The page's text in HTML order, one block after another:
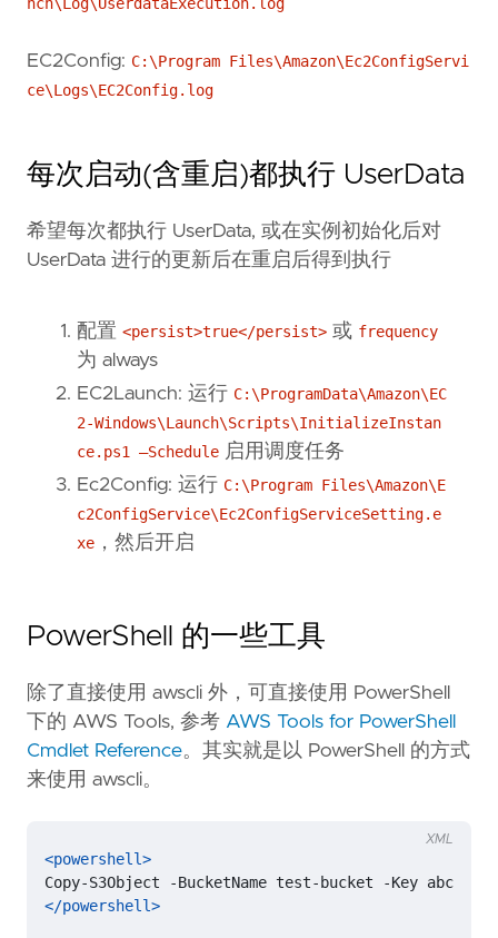
nch\Log\UserdataExecution.log
EC2Config: C:\Program Files\Amazon\Ec2ConfigServi
ce\Logs\EC2Config.log
每次启动(含重启)都执行 UserData
希望每次都执行 UserData, 或在实例初始化后对
UserData 进行的更新后在重启后得到执行
配置 <persist>true</persist> 或 frequency
为 always
EC2Launch: 运行 C:\ProgramData\Amazon\EC
2-Windows\Launch\Scripts\InitializeInstan
ce.ps1 –Schedule 启用调度任务
Ec2Config: 运行 C:\Program Files\Amazon\E
c2ConfigService\Ec2ConfigServiceSetting.e
xe ，然后开启
PowerShell 的一些工具
除了直接使用 awscli 外，可直接使用 PowerShell
下的 AWS Tools, 参考 AWS Tools for PowerShell
Cmdlet Reference。其实就是以 PowerShell 的方式
来使用 awscli。
<powershell>
</powershell>
XML